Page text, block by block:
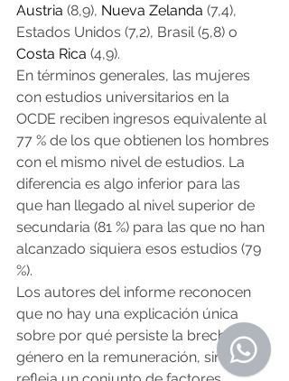
Austria (8,9), Nueva Zelanda (7,4),
Estados Unidos (7,2), Brasil (5,8) o
Costa Rica (4,9).
En términos generales, las mujeres
con estudios universitarios en la
OCDE reciben ingresos equivalente al
77 % de los que obtienen los hombres
con el mismo nivel de estudios. La
diferencia es algo inferior para las
que han llegado al nivel superior de
secundaria (81 %) para las que no han
alcanzado siquiera esos estudios (79
%).
Los autores del informe reconocen
que no hay una explicación única
sobre por qué persiste la brecha de
género en la remuneración, sino que